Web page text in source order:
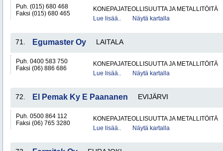
Puh. (015) 680 468
Faksi (015) 680 465
KONEPAJATEOLLISUUTTA JA METALLITÖITÄ
Lue lisää..
Näytä kartalla
71. Egumaster Oy LAITALA
Puh. 0400 583 750
Faksi (06) 886 686
KONEPAJATEOLLISUUTTA JA METALLITÖITÄ
Lue lisää..
Näytä kartalla
72. El Pemak Ky E Paananen EVIJÄRVI
Puh. 0500 864 112
Faksi (06) 765 3280
KONEPAJATEOLLISUUTTA JA METALLITÖITÄ
Lue lisää..
Näytä kartalla